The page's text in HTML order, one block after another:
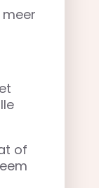
of